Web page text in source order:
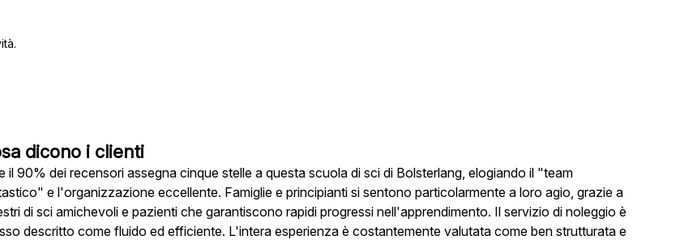
dicono i clienti
il 90% dei recensori assegna cinque stelle a questa scuola di sci di Bolsterlang, elogiando il "team
e l'organizzazione eccellente. Famiglie e principianti si sentono particolarmente a loro agio, grazie a
di sci amichevoli e pazienti che garantiscono rapidi progressi nell'apprendimento. Il servizio di noleggio è
descritto come fluido ed efficiente. L'intera esperienza è costantemente valutata come ben strutturata e